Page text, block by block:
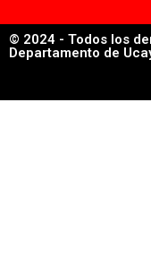
© 2024 - Todos los
Departamento de